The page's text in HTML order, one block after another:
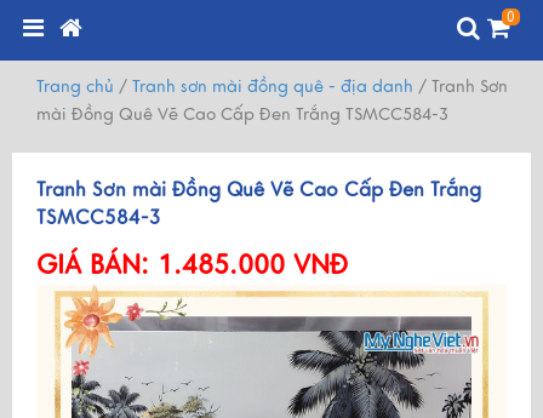
0
Trang chủ / Tranh sơn mài đồng quê - địa danh / Tranh Sơn
mài Đồng Quê Vẽ Cao Cấp Đen Trắng TSMCC584-3
Tranh Sơn mài Đồng Quê Vẽ Cao Cấp Đen Trắng
TSMCC584-3
GIÁ BÁN: 1.485.000 VNĐ